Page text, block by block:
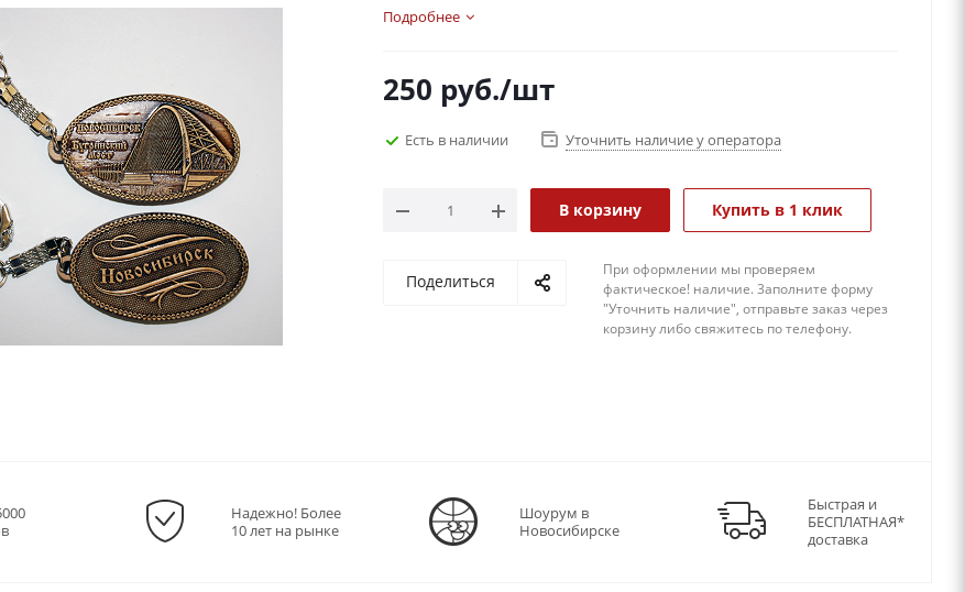
Подробнее
250 руб./шт
Есть в наличии Уточнить наличие у оператора
В корзину Купить в 1 клик
Поделиться
При оформлении мы проверяем
фактическое! наличие. 3аполните форму
"Уточнить наличие", отправьте заказ через
корзину либо свяжитесь по телефону.
Надежно! Более
10 лет на рынке
Шоурум в
Новосибирске
Быстрая и
БЕСПЛАТНАЯ*
доставка